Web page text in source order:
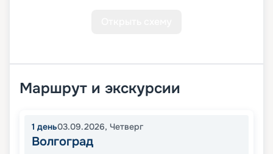
Маршрут и экскурсии
1 день03.09.2026, Четверг
Волгоград